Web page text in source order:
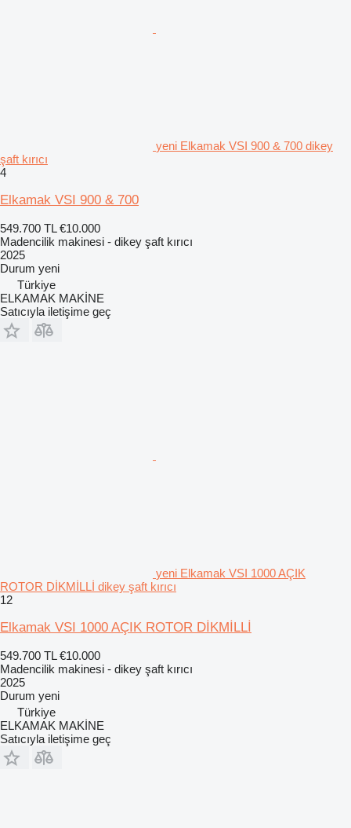
yeni Elkamak VSI 900 & 700 dikey
şaft kırıcı
4
Elkamak VSI 900 & 700
549.700 TL €10.000
Madencilik makinesi - dikey şaft kırıcı
2025
Durum yeni
Türkiye
ELKAMAK MAKİNE
Satıcıyla iletişime geç
yeni Elkamak VSI 1000 AÇIK
ROTOR DİKMİLLİ dikey şaft kırıcı
12
Elkamak VSI 1000 AÇIK ROTOR DİKMİLLİ
549.700 TL €10.000
Madencilik makinesi - dikey şaft kırıcı
2025
Durum yeni
Türkiye
ELKAMAK MAKİNE
Satıcıyla iletişime geç